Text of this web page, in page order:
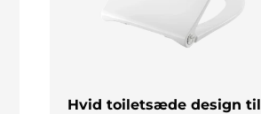
Hvid toiletsæde design til